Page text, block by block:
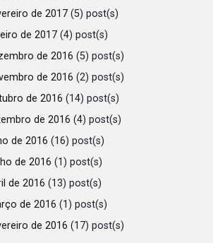
de 2017 (5) post(s)
de 2017 (4) post(s)
de 2016 (5) post(s)
de 2016 (2) post(s)
de 2016 (14) post(s)
de 2016 (4) post(s)
de 2016 (16) post(s)
de 2016 (1) post(s)
de 2016 (13) post(s)
de 2016 (1) post(s)
de 2016 (17) post(s)